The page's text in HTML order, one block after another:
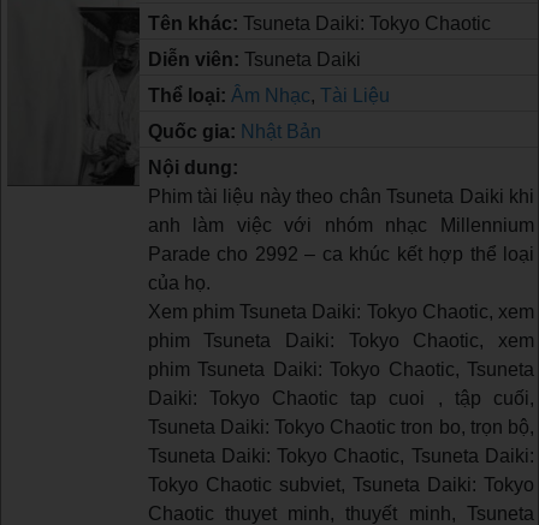
Tên khác: Tsuneta Daiki: Tokyo Chaotic
Diễn viên: Tsuneta Daiki
Thể loại: Âm Nhạc, Tài Liệu
Quốc gia: Nhật Bản
Nội dung:
Phim tài liệu này theo chân Tsuneta Daiki khi
anh làm việc với nhóm nhạc Millennium
Parade cho 2992 – ca khúc kết hợp thể loại
của họ.
Xem phim Tsuneta Daiki: Tokyo Chaotic, xem
phim Tsuneta Daiki: Tokyo Chaotic, xem
phim Tsuneta Daiki: Tokyo Chaotic, Tsuneta
Daiki: Tokyo Chaotic tap cuoi , tập cuối,
Tsuneta Daiki: Tokyo Chaotic tron bo, trọn bộ,
Tsuneta Daiki: Tokyo Chaotic, Tsuneta Daiki:
Tokyo Chaotic subviet, Tsuneta Daiki: Tokyo
Chaotic thuyet minh, thuyết minh, Tsuneta